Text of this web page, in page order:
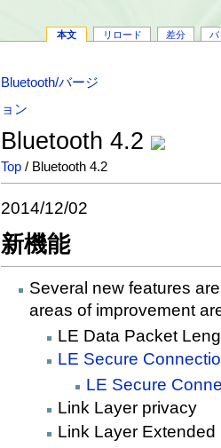
本文 リロード 差分 バ
Bluetooth/バージ
ョン
Bluetooth 4.2
Top / Bluetooth 4.2
2014/12/02
新機能
Several new features
areas of improvement
LE Data Packet
LE Secure
LE Secure
Link Layer privacy
Link Layer